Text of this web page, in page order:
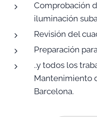
Comprobación
iluminación
Revisión del
Preparación
..y todos los
Mantenimiento
Barcelona.